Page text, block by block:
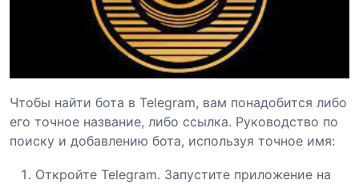
Чтобы найти бота в Telegram, вам понадобится либо
его точное название, либо ссылка. Руководство по
поиску и добавлению бота, используя точное имя:
Откройте Telegram. Запустите приложение на